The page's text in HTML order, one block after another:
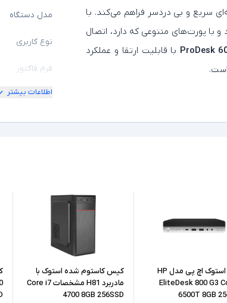
سریع و بی‌ دردسر فراهم می‌کند. با
با پورت‌های متنوعی که دارد، اتصال
ProDesk با قابلیت ارتقا و عملکرد
مدل دستگاه
نوع کاربری
فرم فاکتور
مشخصات
مدل پردازنده
کارت گرافیک
اطلاعات بیشتر
کیس استوک اچ پی مدل HP
EliteDesk 800 G3
6500T 8GB
کیس کاستوم شده استوک با
مادربرد H81 مشخصات Core i7
4700 8GB 256SSD